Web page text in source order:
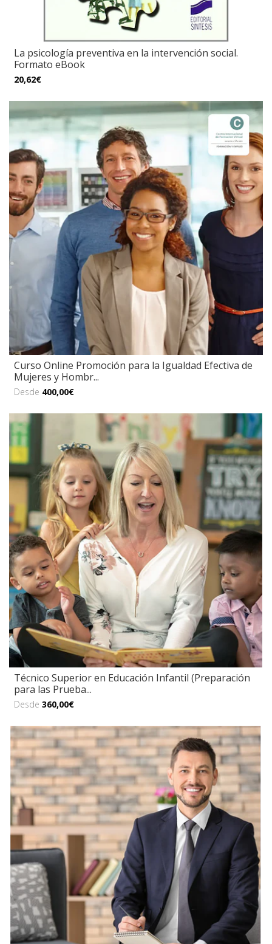
La psicología preventiva en la intervención social.
Formato eBook
20,62€
Curso Online Promoción para la Igualdad Efectiva de
Mujeres y Hombr...
Desde 400,00€
Técnico Superior en Educación Infantil (Preparación
para las Prueba...
Desde 360,00€